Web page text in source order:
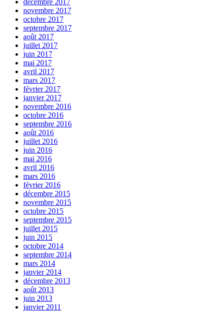
décembre 2017
novembre 2017
octobre 2017
septembre 2017
août 2017
juillet 2017
juin 2017
mai 2017
avril 2017
mars 2017
février 2017
janvier 2017
novembre 2016
octobre 2016
septembre 2016
août 2016
juillet 2016
juin 2016
mai 2016
avril 2016
mars 2016
février 2016
décembre 2015
novembre 2015
octobre 2015
septembre 2015
juillet 2015
juin 2015
octobre 2014
septembre 2014
mars 2014
janvier 2014
décembre 2013
août 2013
juin 2013
janvier 2011